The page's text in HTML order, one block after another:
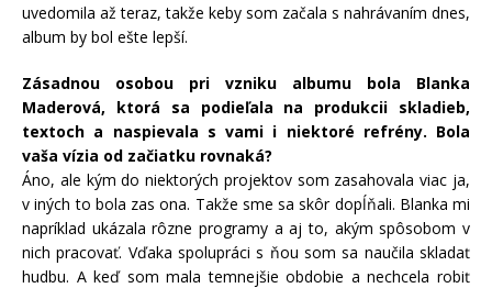
uvedomila až teraz, takže keby som začala s nahrávaním dnes,
album by bol ešte lepší.
Zásadnou osobou pri vzniku albumu bola Blanka
Maderová, ktorá sa podieľala na produkcii skladieb,
textoch a naspievala s vami i niektoré refrény. Bola
vaša vízia od začiatku rovnaká?
Áno, ale kým do niektorých projektov som zasahovala viac ja,
v iných to bola zas ona. Takže sme sa skôr dopĺňali. Blanka mi
napríklad ukázala rôzne programy a aj to, akým spôsobom v
nich pracovať. Vďaka spolupráci s ňou som sa naučila skladať
hudbu. A keď som mala temnejšie obdobie a nechcela robiť